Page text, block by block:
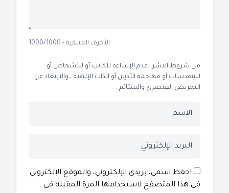
الأحرف المتبقية - 1000/1000
من شروط النشر : عدم الإساءة للكاتب أو للأشخاص أو
للمقدسات أو مهاجمة الأديان أو الذات الإلهية ، والابتعاد عن
التحريض العنصري والشتائم .
احفظ اسمي، بريدي الإلكتروني، والموقع الإلكتروني
في هذا المتصفح لاستخدامها المرة المقبلة في